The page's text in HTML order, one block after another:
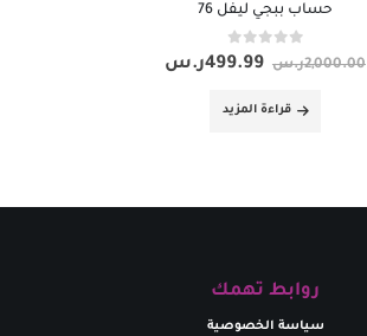
حساب ببجي ليفل 76
2,000.00ر.س 499.99ر.س
قراءة المزيد
روابط تهمك
سياسة الخصوصية